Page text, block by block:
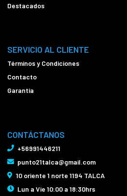
Destacados
SERVICIO AL CLIENTE
Términos y Condiciones
Contacto
Garantía
CONTÁCTANOS
+56991446211
punto21talca@gmail.com
10 oriente 1 norte 1194 TALCA
Lun a Vie 10:00 a 18:30hrs